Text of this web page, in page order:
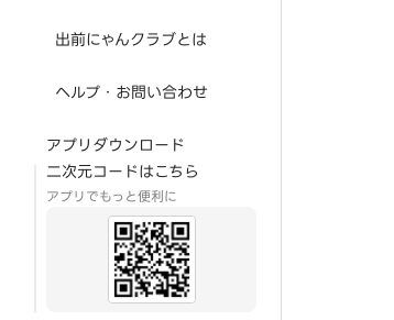
出前にゃんクラブとは
ヘルプ・お問い合わせ
アプリダウンロード
二次元コードはこちら
アプリでもっと便利に